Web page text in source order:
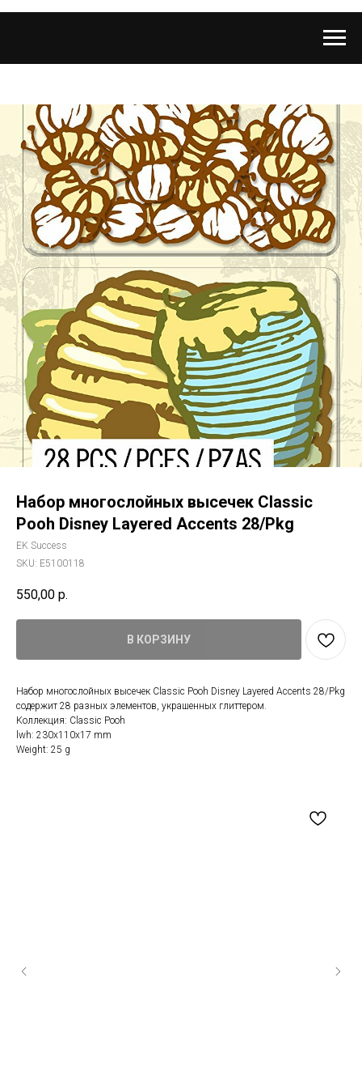
Набор многослойных высечек Classic
Pooh Disney Layered Accents 28/Pkg
EK Success
SKU: E5100118
550,00 р.
В КОРЗИНУ
Набор многослойных высечек Classic Pooh Disney Layered Accents 28/Pkg
содержит 28 разных элементов, украшенных глиттером.
Коллекция: Classic Pooh
lwh: 230x110x17 mm
Weight: 25 g